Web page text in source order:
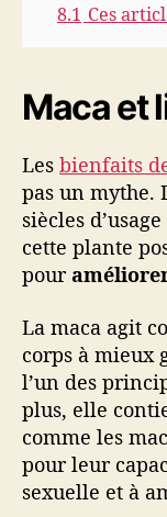
8.1 Ces
Maca et
Les bienfaits
pas un mythe.
siècles
cette plante
pour
La maca agit
corps à mieux
l’un des
plus, elle
comme les
pour leur
sexuelle et à